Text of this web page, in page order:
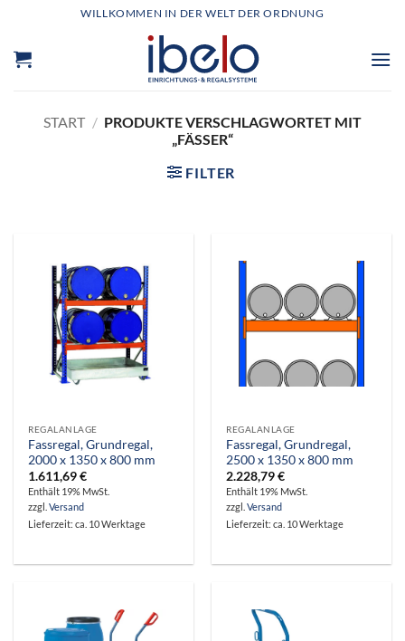
springen
WILLKOMMEN IN DER WELT DER ORDNUNG
START / PRODUKTE VERSCHLAGWORTET MIT
„FÄSSER“
FILTER
REGALANLAGE
Fassregal, Grundregal,
2000 x 1350 x 800 mm
1.611,69€
Enthält 19% MwSt.
zzgl.Versand
Lieferzeit: ca. 10 Werktage
REGALANLAGE
Fassregal, Grundregal,
2500 x 1350 x 800 mm
2.228,79€
Enthält 19% MwSt.
zzgl.Versand
Lieferzeit: ca. 10 Werktage